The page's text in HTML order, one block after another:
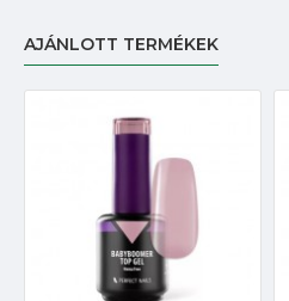
AJÁNLOTT TERMÉKEK